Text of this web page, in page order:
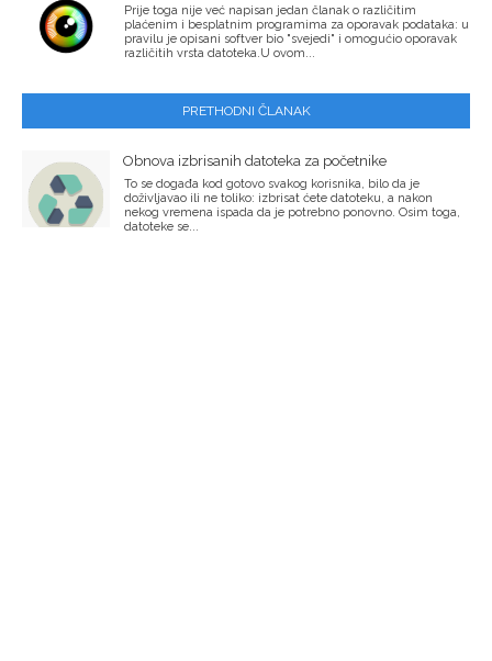
Prije toga nije već napisan jedan članak o različitim
plaćenim i besplatnim programima za oporavak podataka: u
pravilu je opisani softver bio "svejedi" i omogućio oporavak
različitih vrsta datoteka.U ovom...
PRETHODNI ČLANAK
Obnova izbrisanih datoteka za početnike
To se događa kod gotovo svakog korisnika, bilo da je
doživljavao ili ne toliko: izbrisat ćete datoteku, a nakon
nekog vremena ispada da je potrebno ponovno. Osim toga,
datoteke se...